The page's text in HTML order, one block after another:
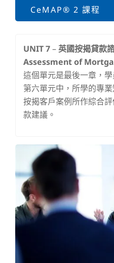
CeMAP® 2 課程
UNIT 7–英國按揭貸款
Assessment of
這個單元是最後一章，
第六單元中，所學的專
按揭客戶案例所作綜合
款建議。